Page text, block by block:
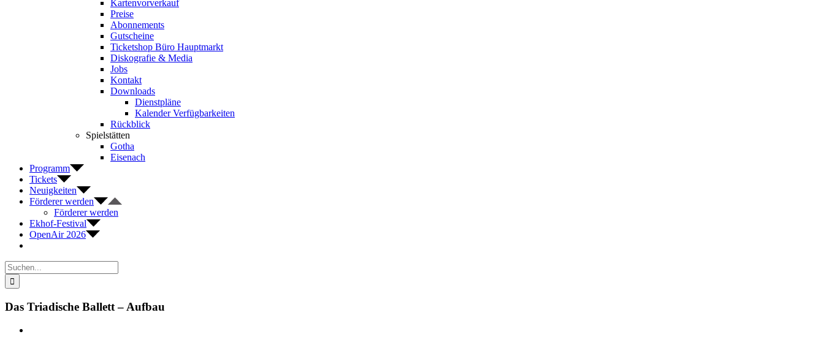
Kartenvorverkauf
Preise
Abonnements
Gutscheine
Ticketshop Büro Hauptmarkt
Diskografie & Media
Jobs
Kontakt
Downloads
Dienstpläne
Kalender Verfügbarkeiten
Rückblick
Spielstätten
Gotha
Eisenach
Programm
Tickets
Neuigkeiten
Förderer werden
Förderer werden
Ekhof-Festival
OpenAir 2026
Suche
nach:
Das Triadische Ballett – Aufbau